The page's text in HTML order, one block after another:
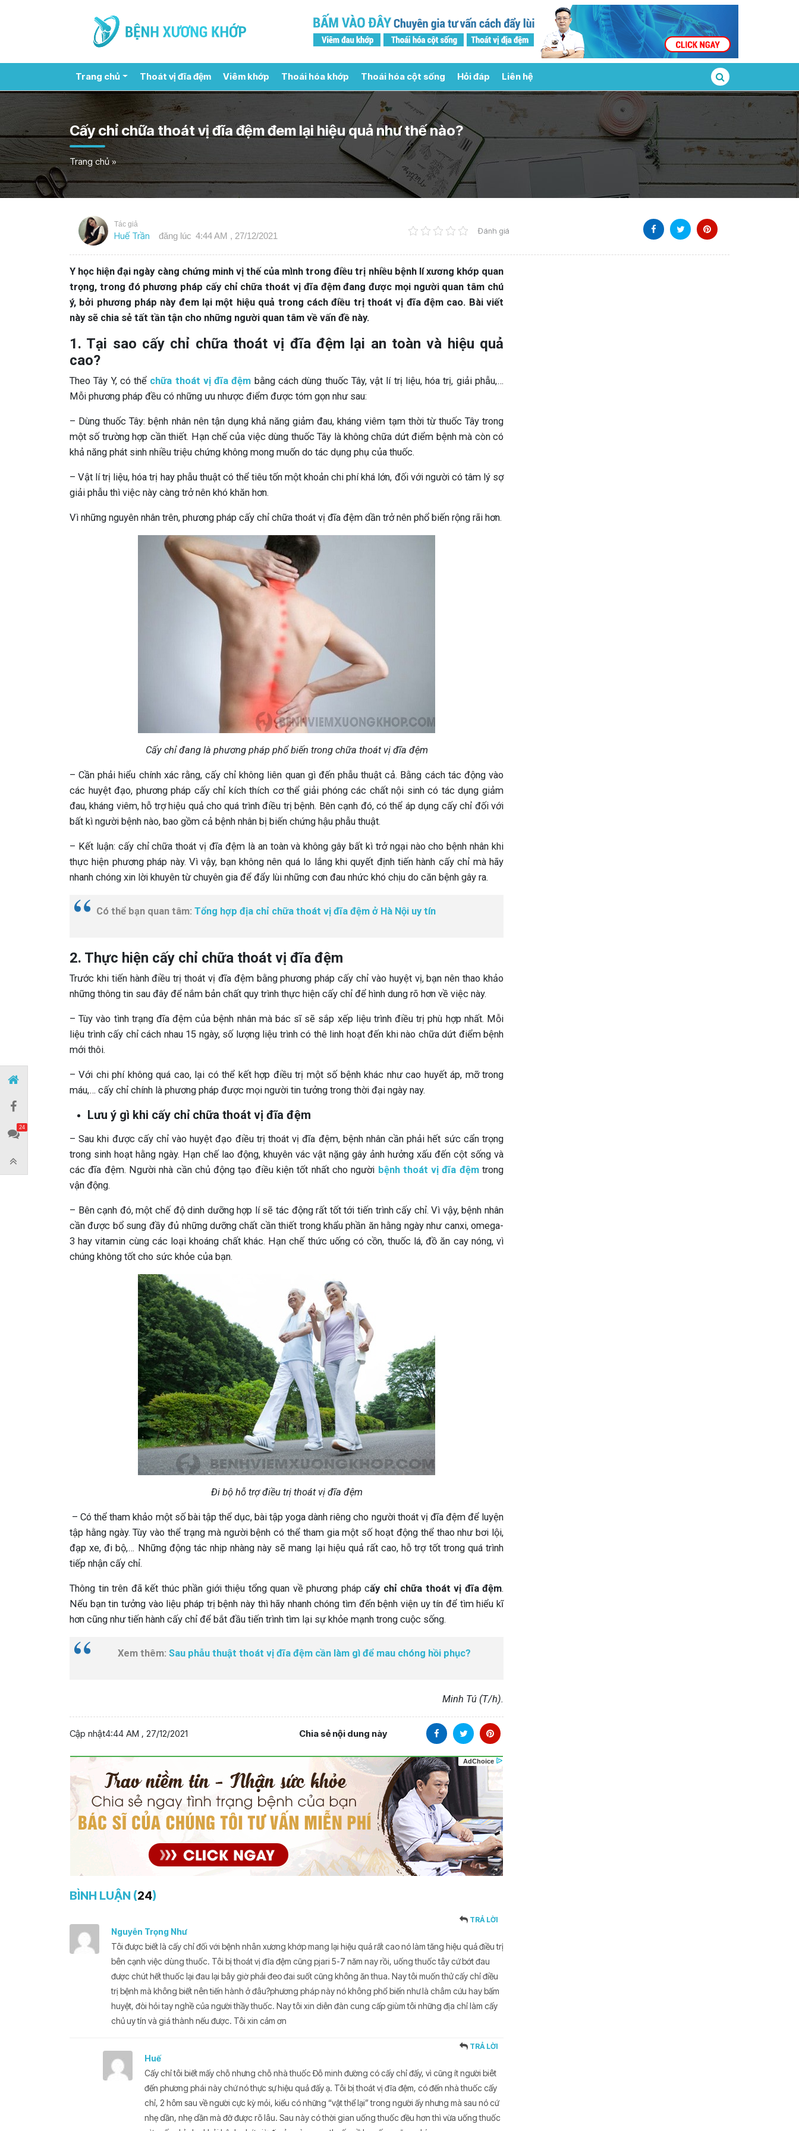
Trang chủ Thoát vị đĩa đệm Viêm khớp Thoái hóa khớp Thoái hóa cột sống Hỏi đáp Liên hệ
Cấy chỉ chữa thoát vị đĩa đệm đem lại hiệu quả như thế nào?
Trang chủ»
Tác giả
Huế Trần đăng lúc 4:44 AM , 27/12/2021 Đánh giá
Y học hiện đại ngày càng chứng minh vị thế của mình trong điều trị nhiều bệnh lí xương khớp quan
trọng, trong đó phương pháp cấy chỉ chữa thoát vị đĩa đệm đang được mọi người quan tâm chú
ý, bởi phương pháp này đem lại một hiệu quả trong cách điều trị thoát vị đĩa đệm cao. Bài viết
này sẽ chia sẻ tất tần tận cho những người quan tâm về vấn đề này.
1. Tại sao cấy chỉ chữa thoát vị đĩa đệm lại an toàn và hiệu quả
cao?
Theo Tây Y, có thể chữa thoát vị đĩa đệm bằng cách dùng thuốc Tây, vật lí trị liệu, hóa trị, giải phẫu,…
Mỗi phương pháp đều có những ưu nhược điểm được tóm gọn như sau:
– Dùng thuốc Tây: bệnh nhân nên tận dụng khả năng giảm đau, kháng viêm tạm thời từ thuốc Tây trong
một số trường hợp cần thiết. Hạn chế của việc dùng thuốc Tây là không chữa dứt điểm bệnh mà còn có
khả năng phát sinh nhiều triệu chứng không mong muốn do tác dụng phụ của thuốc.
– Vật lí trị liệu, hóa trị hay phẫu thuật có thể tiêu tốn một khoản chi phí khá lớn, đối với người có tâm lý sợ
giải phẫu thì việc này càng trở nên khó khăn hơn.
Vì những nguyên nhân trên, phương pháp cấy chỉ chữa thoát vị đĩa đệm dần trở nên phổ biến rộng rãi hơn.
Cấy chỉ đang là phương pháp phổ biến trong chữa thoát vị đĩa đệm
– Cần phải hiểu chính xác rằng, cấy chỉ không liên quan gì đến phẫu thuật cả. Bằng cách tác động vào
các huyệt đạo, phương pháp cấy chỉ kích thích cơ thể giải phóng các chất nội sinh có tác dụng giảm
đau, kháng viêm, hỗ trợ hiệu quả cho quá trình điều trị bệnh. Bên cạnh đó, có thể áp dụng cấy chỉ đối với
bất kì người bệnh nào, bao gồm cả bệnh nhân bị biến chứng hậu phẫu thuật.
– Kết luận: cấy chỉ chữa thoát vị đĩa đệm là an toàn và không gây bất kì trở ngại nào cho bệnh nhân khi
thực hiện phương pháp này. Vì vậy, bạn không nên quá lo lắng khi quyết định tiến hành cấy chỉ mà hãy
nhanh chóng xin lời khuyên từ chuyên gia để đẩy lùi những cơn đau nhức khó chịu do căn bệnh gây ra.
Có thể bạn quan tâm: Tổng hợp địa chỉ chữa thoát vị đĩa đệm ở Hà Nội uy tín
2. Thực hiện cấy chỉ chữa thoát vị đĩa đệm
Trước khi tiến hành điều trị thoát vị đĩa đệm bằng phương pháp cấy chỉ vào huyệt vị, bạn nên thao khảo
những thông tin sau đây để nắm bản chất quy trình thực hiện cấy chỉ để hình dung rõ hơn về việc này.
– Tùy vào tình trạng đĩa đệm của bệnh nhân mà bác sĩ sẽ sắp xếp liệu trình điều trị phù hợp nhất. Mỗi
liệu trình cấy chỉ cách nhau 15 ngày, số lượng liệu trình có thê linh hoạt đến khi nào chữa dứt điểm bệnh
mới thôi.
– Với chi phí không quá cao, lại có thể kết hợp điều trị một số bệnh khác như cao huyết áp, mỡ trong
máu,… cấy chỉ chính là phương pháp được mọi người tin tưởng trong thời đại ngày nay.
Lưu ý gì khi cấy chỉ chữa thoát vị đĩa đệm
– Sau khi được cấy chỉ vào huyệt đạo điều trị thoát vị đĩa đệm, bệnh nhân cần phải hết sức cẩn trọng
trong sinh hoạt hằng ngày. Hạn chế lao động, khuyên vác vật nặng gây ảnh hưởng xấu đến cột sống và
các đĩa đệm. Người nhà cần chủ động tạo điều kiện tốt nhất cho người bệnh thoát vị đĩa đệmtrong
vận động.
– Bên cạnh đó, một chế độ dinh dưỡng hợp lí sẽ tác động rất tốt tới tiến trình cấy chỉ. Vì vậy, bệnh nhân
cần được bổ sung đầy đủ những dưỡng chất cần thiết trong khẩu phần ăn hằng ngày như canxi, omega-
3 hay vitamin cùng các loại khoáng chất khác. Hạn chế thức uống có cồn, thuốc lá, đồ ăn cay nóng, vì
chúng không tốt cho sức khỏe của bạn.
Đi bộ hỗ trợ điều trị thoát vị đĩa đệm
– Có thể tham khảo một số bài tập thể dục, bài tập yoga dành riêng cho người thoát vị đĩa đệm để luyện
tập hằng ngày. Tùy vào thể trạng mà người bệnh có thể tham gia một số hoạt động thể thao như bơi lội,
đạp xe, đi bộ,… Những động tác nhịp nhàng này sẽ mang lại hiệu quả rất cao, hỗ trợ tốt trong quá trình
tiếp nhận cấy chỉ.
Thông tin trên đã kết thúc phần giới thiệu tổng quan về phương pháp cấy chỉ chữa thoát vị đĩa đệm.
Nếu bạn tin tưởng vào liệu pháp trị bệnh này thì hãy nhanh chóng tìm đến bệnh viện uy tín để tìm hiểu kĩ
hơn cũng như tiến hành cấy chỉ để bắt đầu tiến trình tìm lại sự khỏe mạnh trong cuộc sống.
Xem thêm: Sau phẫu thuật thoát vị đĩa đệm cần làm gì để mau chóng hồi phục?
Minh Tú (T/h).
Cập nhật4:44 AM , 27/12/2021 Chia sẻ nội dung này
BÌNH LUẬN (24)
Nguyễn Trọng Như
TRẢ LỜI
Tôi được biết là cấy chỉ đối với bệnh nhân xương khớp mang lại hiệu quả rất cao nó làm tăng hiệu quả điều trị
bên cạnh việc dùng thuốc. Tôi bị thoát vị đĩa đệm cũng pjari 5-7 năm nay rồi, uống thuốc tây cứ bớt đau
được chút hết thuốc lại đau lại bây giờ phải đeo đai suốt cũng không ăn thua. Nay tôi muốn thử cấy chỉ điều
trị bệnh mà không biết nên tiến hành ở đâu?phương pháp này nó không phổ biến như là châm cứu hay bấm
huyệt, đòi hỏi tay nghề của người thầy thuốc. Nay tôi xin diễn đàn cung cấp giùm tôi những địa chỉ làm cấy
chủ uy tín và giá thành nếu được. Tôi xin cảm ơn
Huế
TRẢ LỜI
Cấy chỉ tôi biết mấy chỗ nhưng chỗ nhà thuốc Đỗ minh đường có cấy chỉ đấy, vì cũng ít người biêt
đến phương phái này chứ nó thực sự hiệu quả đấy ạ. Tôi bị thoát vị đĩa đệm, có đến nhà thuốc cấy
chỉ, 2 hôm sau về người cực kỳ mỏi, kiểu có những “vật thể lại” trong người ấy nhưng mà sau nó cứ
nhẹ dần, nhẹ dần mà đỡ được rõ lâu. Sau này có thời gian uống thuốc đều hơn thì vừa uống thuốc
24